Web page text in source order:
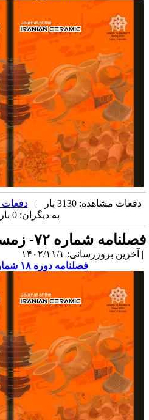
دفعات مشاهده: 3130 بار | دفعات چاپ:
به دیگران: 0 بار |
شماره ۷۲- زمستان
بروزرسانی: ۱۴۰۲/۱۱/۱ |
فصلنامه دوره ۱۸ شماره ۴-زمستان